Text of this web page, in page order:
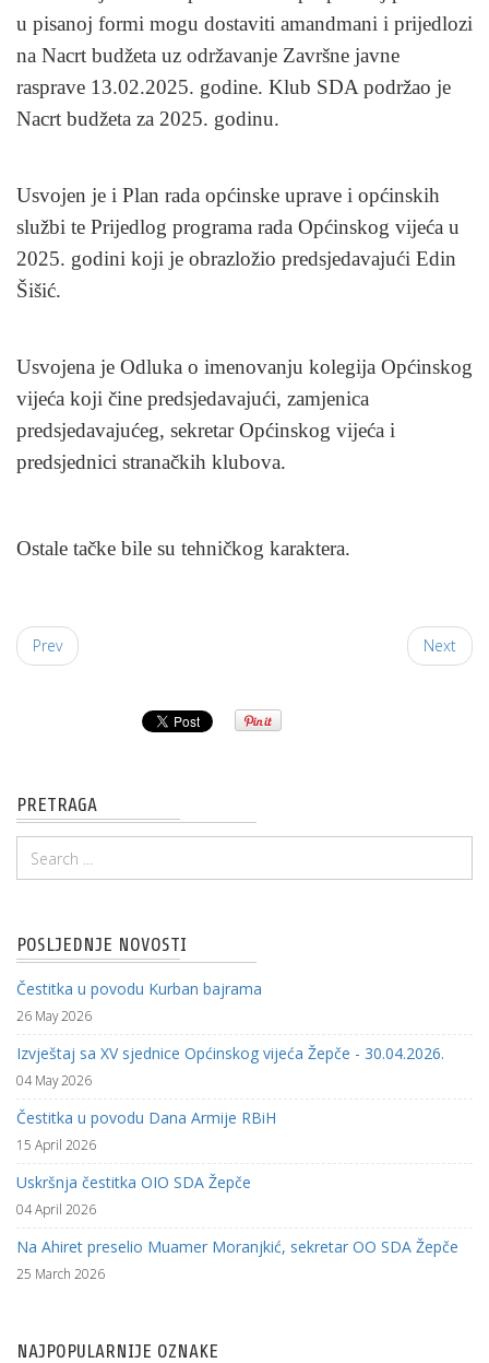
u pisanoj formi mogu dostaviti amandmani i prijedlozi
na Nacrt budžeta uz održavanje Završne javne
rasprave 13.02.2025. godine. Klub SDA podržao je
Nacrt budžeta za 2025. godinu.
Usvojen je i Plan rada općinske uprave i općinskih
službi te Prijedlog programa rada Općinskog vijeća u
2025. godini koji je obrazložio predsjedavajući Edin
Šišić.
Usvojena je Odluka o imenovanju kolegija Općinskog
vijeća koji čine predsjedavajući, zamjenica
predsjedavajućeg, sekretar Općinskog vijeća i
predsjednici stranačkih klubova.
Ostale tačke bile su tehničkog karaktera.
Prev Next
PRETRAGA
POSLJEDNJE NOVOSTI
Čestitka u povodu Kurban bajrama
26 May 2026
Izvještaj sa XV sjednice Općinskog vijeća Žepče - 30.04.2026.
04 May 2026
Čestitka u povodu Dana Armije RBiH
15 April 2026
Uskršnja čestitka OIO SDA Žepče
04 April 2026
Na Ahiret preselio Muamer Moranjkić, sekretar OO SDA Žepče
25 March 2026
NAJPOPULARNIJE OZNAKE